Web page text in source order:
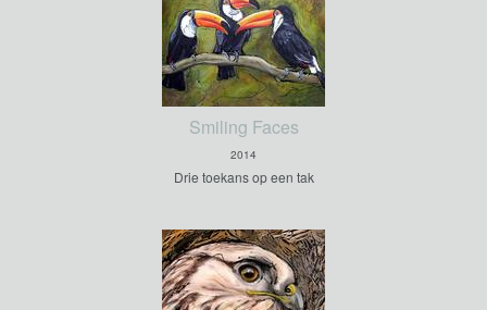
Smiling Faces
2014
Drie toekans op een tak